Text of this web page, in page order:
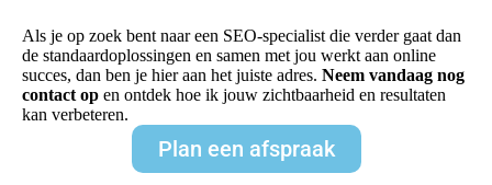
Als je op zoek bent naar een SEO-specialist die verder gaat dan
de standaardoplossingen en samen met jou werkt aan online
succes, dan ben je hier aan het juiste adres. Neem vandaag nog
contact op en ontdek hoe ik jouw zichtbaarheid en resultaten
kan verbeteren.
Plan een afspraak